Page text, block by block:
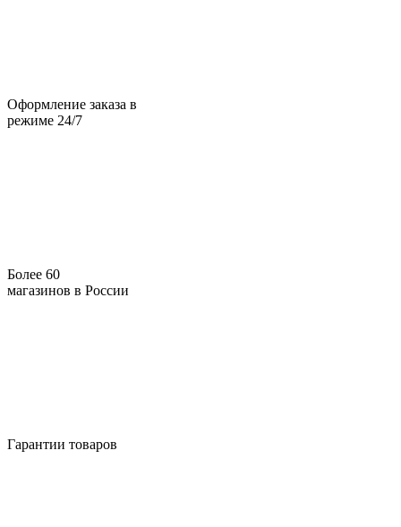
Оформление заказа в
режиме 24/7
Более 60
магазинов в России
Гарантии товаров